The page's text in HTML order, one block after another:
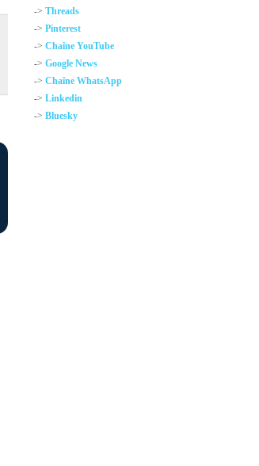
->Threads
->Pinterest
->Chaîne YouTube
->Google News
->Chaîne WhatsApp
->Linkedin
->Bluesky